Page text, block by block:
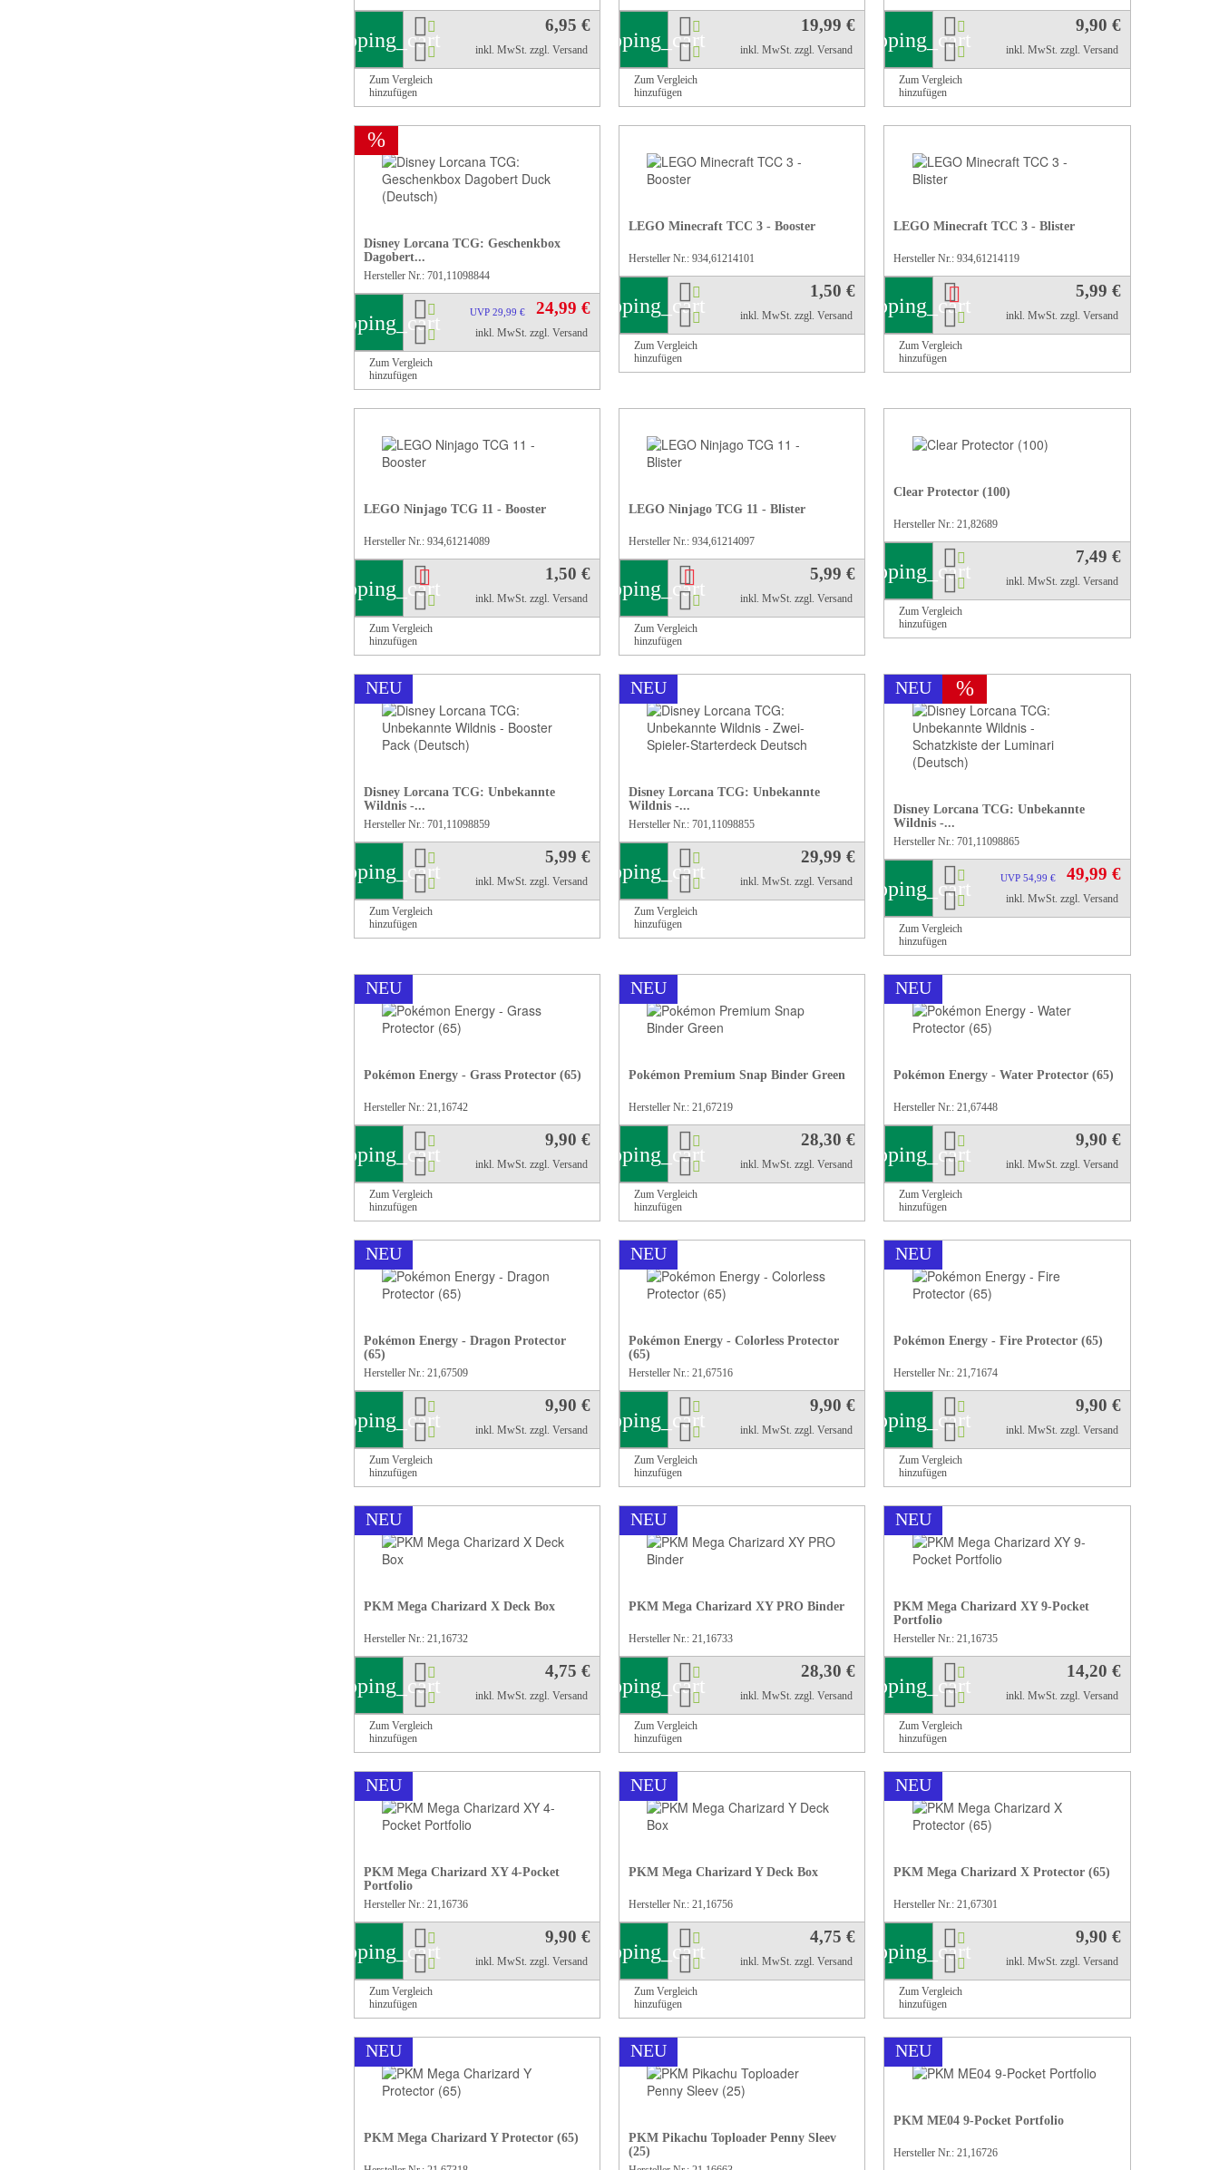
6,95 €
inkl. MwSt. zzgl. Versand
shopping_cart
Zum Vergleich
hinzufügen
19,99 €
inkl. MwSt. zzgl. Versand
shopping_cart
Zum Vergleich
hinzufügen
9,90 €
inkl. MwSt. zzgl. Versand
shopping_cart
Zum Vergleich
hinzufügen
%
Disney Lorcana TCG: Geschenkbox
Dagobert...
Hersteller Nr.: 701,11098844
24,99 €
UVP 29,99 €
inkl. MwSt. zzgl. Versand
shopping_cart
Zum Vergleich
hinzufügen
LEGO Minecraft TCC 3 - Booster
Hersteller Nr.: 934,61214101
1,50 €
inkl. MwSt. zzgl. Versand
shopping_cart
Zum Vergleich
hinzufügen
LEGO Minecraft TCC 3 - Blister
Hersteller Nr.: 934,61214119
5,99 €
inkl. MwSt. zzgl. Versand
shopping_cart
Zum Vergleich
hinzufügen
LEGO Ninjago TCG 11 - Booster
Hersteller Nr.: 934,61214089
1,50 €
inkl. MwSt. zzgl. Versand
shopping_cart
Zum Vergleich
hinzufügen
LEGO Ninjago TCG 11 - Blister
Hersteller Nr.: 934,61214097
5,99 €
inkl. MwSt. zzgl. Versand
shopping_cart
Zum Vergleich
hinzufügen
Clear Protector (100)
Hersteller Nr.: 21,82689
7,49 €
inkl. MwSt. zzgl. Versand
shopping_cart
Zum Vergleich
hinzufügen
NEU
Disney Lorcana TCG: Unbekannte
Wildnis -...
Hersteller Nr.: 701,11098859
5,99 €
inkl. MwSt. zzgl. Versand
shopping_cart
Zum Vergleich
hinzufügen
NEU
Disney Lorcana TCG: Unbekannte
Wildnis -...
Hersteller Nr.: 701,11098855
29,99 €
inkl. MwSt. zzgl. Versand
shopping_cart
Zum Vergleich
hinzufügen
NEU %
Disney Lorcana TCG: Unbekannte
Wildnis -...
Hersteller Nr.: 701,11098865
49,99 €
UVP 54,99 €
inkl. MwSt. zzgl. Versand
shopping_cart
Zum Vergleich
hinzufügen
NEU
Pokémon Energy - Grass Protector (65)
Hersteller Nr.: 21,16742
9,90 €
inkl. MwSt. zzgl. Versand
shopping_cart
Zum Vergleich
hinzufügen
NEU
Pokémon Premium Snap Binder Green
Hersteller Nr.: 21,67219
28,30 €
inkl. MwSt. zzgl. Versand
shopping_cart
Zum Vergleich
hinzufügen
NEU
Pokémon Energy - Water Protector (65)
Hersteller Nr.: 21,67448
9,90 €
inkl. MwSt. zzgl. Versand
shopping_cart
Zum Vergleich
hinzufügen
NEU
Pokémon Energy - Dragon Protector
(65)
Hersteller Nr.: 21,67509
9,90 €
inkl. MwSt. zzgl. Versand
shopping_cart
Zum Vergleich
hinzufügen
NEU
Pokémon Energy - Colorless Protector
(65)
Hersteller Nr.: 21,67516
9,90 €
inkl. MwSt. zzgl. Versand
shopping_cart
Zum Vergleich
hinzufügen
NEU
Pokémon Energy - Fire Protector (65)
Hersteller Nr.: 21,71674
9,90 €
inkl. MwSt. zzgl. Versand
shopping_cart
Zum Vergleich
hinzufügen
NEU
PKM Mega Charizard X Deck Box
Hersteller Nr.: 21,16732
4,75 €
inkl. MwSt. zzgl. Versand
shopping_cart
Zum Vergleich
hinzufügen
NEU
PKM Mega Charizard XY PRO Binder
Hersteller Nr.: 21,16733
28,30 €
inkl. MwSt. zzgl. Versand
shopping_cart
Zum Vergleich
hinzufügen
NEU
PKM Mega Charizard XY 9-Pocket
Portfolio
Hersteller Nr.: 21,16735
14,20 €
inkl. MwSt. zzgl. Versand
shopping_cart
Zum Vergleich
hinzufügen
NEU
PKM Mega Charizard XY 4-Pocket
Portfolio
Hersteller Nr.: 21,16736
9,90 €
inkl. MwSt. zzgl. Versand
shopping_cart
Zum Vergleich
hinzufügen
NEU
PKM Mega Charizard Y Deck Box
Hersteller Nr.: 21,16756
4,75 €
inkl. MwSt. zzgl. Versand
shopping_cart
Zum Vergleich
hinzufügen
NEU
PKM Mega Charizard X Protector (65)
Hersteller Nr.: 21,67301
9,90 €
inkl. MwSt. zzgl. Versand
shopping_cart
Zum Vergleich
hinzufügen
NEU
PKM Mega Charizard Y Protector (65)
NEU
PKM Pikachu Toploader Penny Sleev
(25)
NEU
PKM ME04 9-Pocket Portfolio
Hersteller Nr.: 21,16726